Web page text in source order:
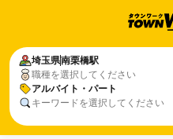
埼玉県南栗橋駅
職種を選択してください
アルバイト・パート
キーワードを選択してください